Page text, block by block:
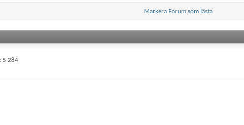
Markera Forum som lästa
5 284